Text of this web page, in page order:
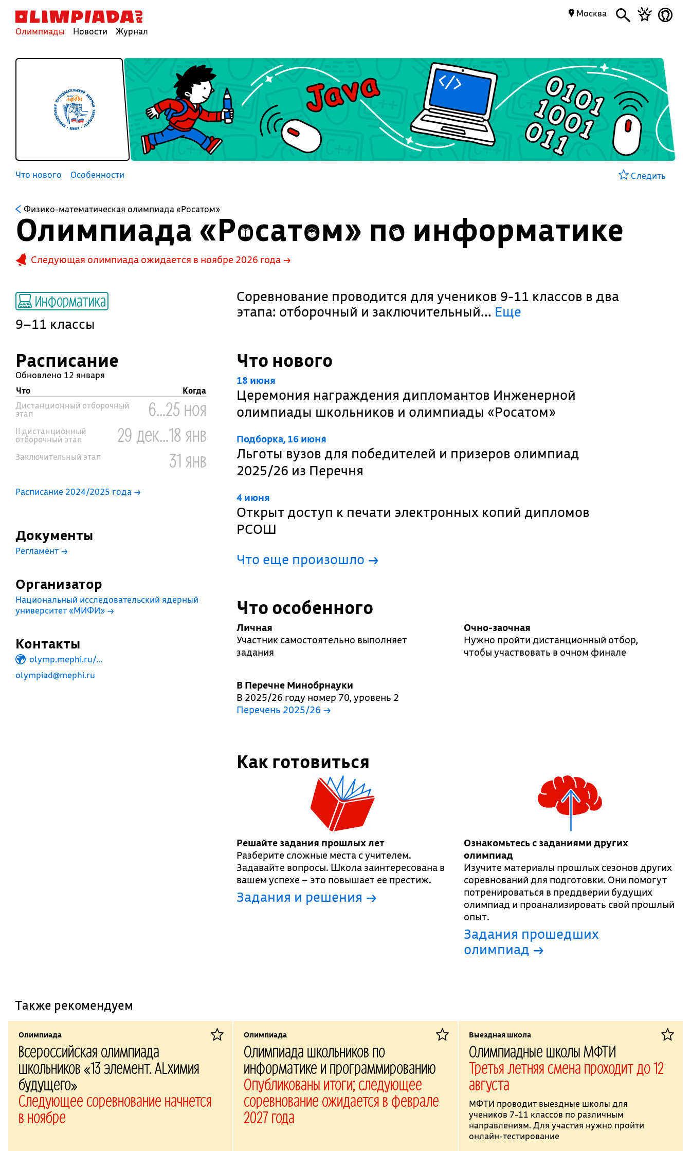
Олимпиады Новости Журнал
Москва
Что нового Особенности Следить
Физико-математическая олимпиада «Росатом»
Олимпиада «Росатом» по информатике
Следующая олимпиада ожидается в ноябре 2026 года →
Информатика
9–11 классы
Расписание
Обновлено 12 января
Что
Когда
Дистанционный отборочный
этап 6...25 ноя
II дистанционный
отборочный этап 29 дек...18 янв
Заключительный этап 31 янв
Расписание 2024/2025 года →
Документы
Регламент →
Организатор
Национальный исследовательский ядерный
университет «МИФИ» →
Контакты
olymp.mephi.ru/...
olympiad@mephi.ru
Соревнование проводится для учеников 9-11 классов в два
этапа: отборочный и заключительный... Еще
Что нового
18 июня
Церемония награждения дипломантов Инженерной
олимпиады школьников и олимпиады «Росатом»
Подборка, 16 июня
Льготы вузов для победителей и призеров олимпиад
2025/26 из Перечня
4 июня
Открыт доступ к печати электронных копий дипломов
РСОШ
Что еще произошло →
Что особенного
Личная
Участник самостоятельно выполняет
задания
Очно-заочная
Нужно пройти дистанционный отбор,
чтобы участвовать в очном финале
В Перечне Минобрнауки
В 2025/26 году номер 70, уровень 2
Перечень 2025/26 →
Как готовиться
Решайте задания прошлых лет
Разберите сложные места с учителем.
Задавайте вопросы. Школа заинтересована в
вашем успехе – это повышает ее престиж.
Задания и решения →
Ознакомьтесь с заданиями других
олимпиад
Изучите материалы прошлых сезонов других
соревнований для подготовки. Они помогут
потренироваться в преддверии будущих
олимпиад и проанализировать свой прошлый
опыт.
Задания прошедших
олимпиад →
Также рекомендуем
Олимпиада
Всероссийская олимпиада
школьников «13 элемент. ALхимия
будущего»
Следующее соревнование начнется
в ноябре
Олимпиада
Олимпиада школьников по
информатике и программированию
Опубликованы итоги; следующее
соревнование ожидается в феврале
2027 года
Выездная школа
Олимпиадные школы МФТИ
Третья летняя смена проходит до 12
августа
МФТИ проводит выездные школы для
учеников 7-11 классов по различным
направлениям. Для участия нужно пройти
онлайн-тестирование